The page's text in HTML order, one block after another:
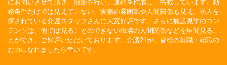
にお伺いさせて頂き、撮影を行い、原稿を作成し、掲載しています。勤
務条件だけでは見えてこない、実際の雰囲気や人間関係も見え、求人を
探されている介護スタッフさんに大変好評です。さらに施設見学のコン
テンツは、他では見ることのできない職場の人間関係などを垣間見るこ
とができ、ご好評いただいております。介護21が、皆様の就職・転職の
お力になれましたら幸いです。